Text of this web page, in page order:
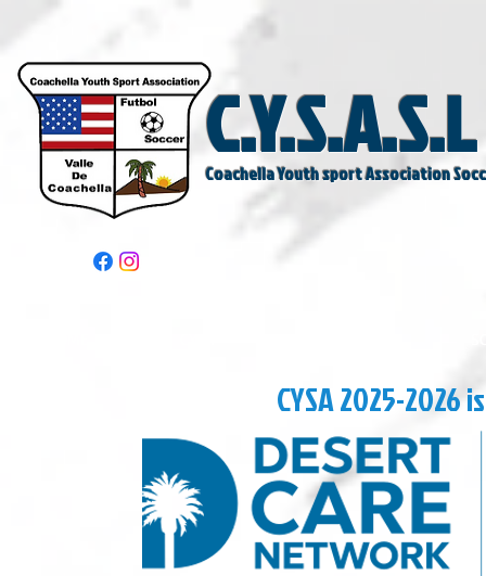
C.Y.S.A.S.L
Coachella Youth sport Association
CYSA 2025-2026